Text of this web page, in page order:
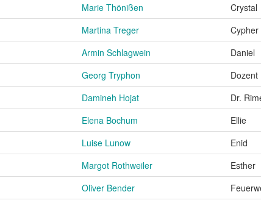
Marie Thönißen Crystal
Martina Treger Cypher
Armin Schlagwein Daniel
Georg Tryphon Dozent
Damineh Hojat Dr.
Elena Bochum Ellie
Luise Lunow Enid
Margot Rothweiler Esther
Oliver Bender